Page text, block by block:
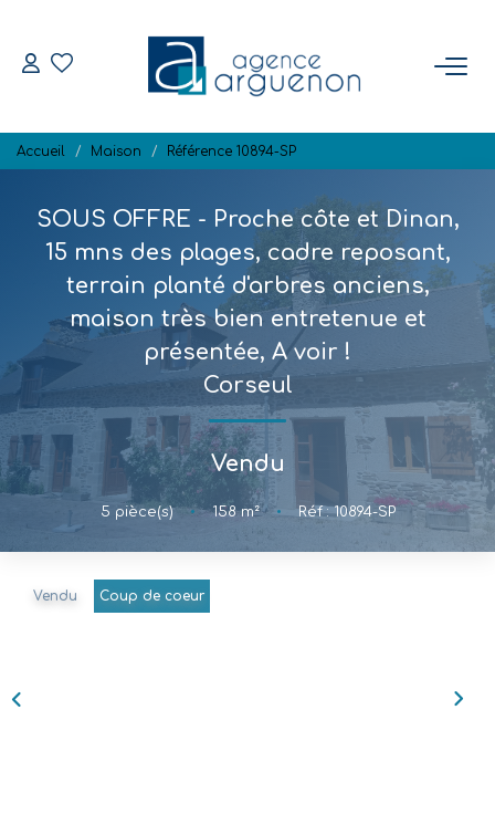
Nos Biens Disponibles
VENDRE
Estimation
Biens Vendus
NOTRE RÉGION
L'AGENCE
Nos Agences
Nous Rejoindre
Accueil Maison Référence 10894-SP
SOUS OFFRE - Proche côte et Dinan,
15 mns des plages, cadre reposant,
terrain planté d'arbres anciens,
maison très bien entretenue et
présentée, A voir !
Corseul
Vendu
5 pièce(s) • 158m² • Réf : 10894-SP
Vendu Coup de coeur